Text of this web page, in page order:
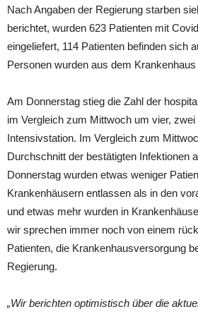
Nach Angaben der Regierung starben
berichtet, wurden 623 Patienten mit
eingeliefert, 114 Patienten befinden sich
Personen wurden aus dem
Am Donnerstag stieg die Zahl der
im Vergleich zum Mittwoch um vier, zwei
Intensivstation. Im Vergleich zum
Durchschnitt der bestätigten Infektionen
Donnerstag wurden etwas weniger
Krankenhäusern entlassen als in den
und etwas mehr wurden in
wir sprechen immer noch von einem
Patienten, die Krankenhausversorgung
Regierung.
„Wir berichten optimistisch über die